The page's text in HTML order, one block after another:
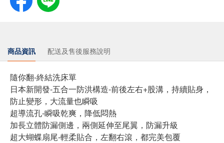
商品資訊 配送及售後服務說明
隨你翻-終結洗床單
日本新開發-五合一防洪構造-前後左右+股溝，持續貼身，
防止變形，大流量也瞬吸
超導流孔-瞬吸乾爽，降低悶熱
加長立體防漏側邊，兩側延伸至尾翼，防漏升級
超大蝴蝶扇尾-輕柔貼合，左翻右滾，都完美包覆